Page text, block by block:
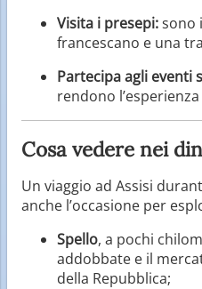
Visita i presepi:sono
francescano e una
Partecipa agli eventi
rendono
Cosa vedere nei
Un viaggio ad Assisi
anche l’occasione per
Spello, a pochi
addobbate e il
della Repubblica;